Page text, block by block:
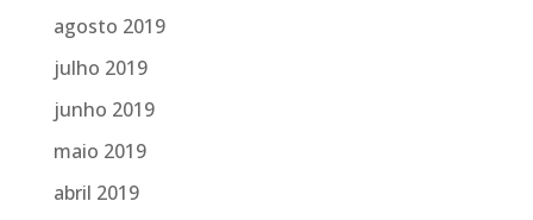
agosto 2019
julho 2019
junho 2019
maio 2019
abril 2019